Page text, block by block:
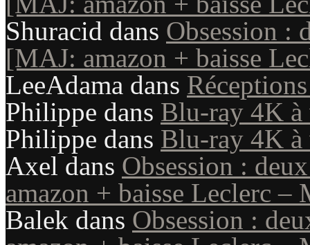
Shuracid dans Obsession :
[MAJ: amazon + baisse
LeeAdama dans
Philippe dans Blu-ray 4K à
Philippe dans Blu-ray 4K à
Axel dans Obsession :
amazon + baisse Leclerc
Balek dans Obsession :